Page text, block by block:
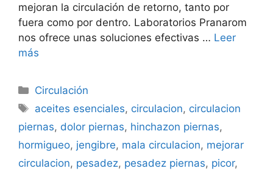
mejoran la circulación de retorno, tanto por
fuera como por dentro. Laboratorios Pranarom
nos ofrece unas soluciones efectivas … Leer
más
Categorías
Circulación
Etiquetas
aceites esenciales, circulacion, circulacion
piernas, dolor piernas, hinchazon piernas,
hormigueo, jengibre, mala circulacion, mejorar
circulacion, pesadez, pesadez piernas, picor,